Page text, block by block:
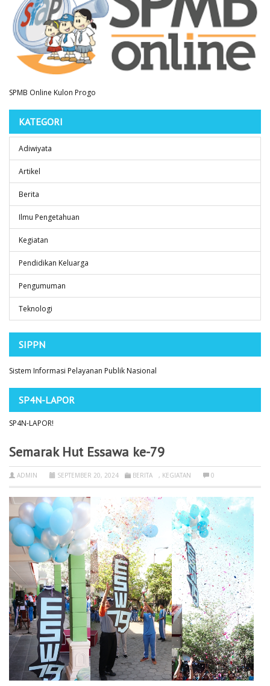
SPMB Online Kulon Progo
KATEGORI
Adiwiyata
Artikel
Berita
Ilmu Pengetahuan
Kegiatan
Pendidikan Keluarga
Pengumuman
Teknologi
SIPPN
Sistem Informasi Pelayanan Publik Nasional
SP4N-LAPOR
SP4N-LAPOR!
Semarak Hut Essawa ke-79
ADMIN SEPTEMBER 20, 2024 BERITA , KEGIATAN 0